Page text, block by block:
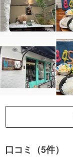
口コミ（5件）